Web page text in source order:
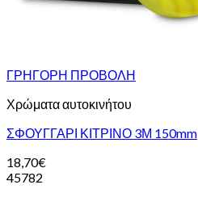
ΓΡΗΓΟΡΗ ΠΡΟΒΟΛΗ
Χρώματα αυτοκινήτου
ΣΦΟΥΓΓΑΡΙ ΚΙΤΡΙΝΟ 3Μ 150mm
18,70€
45782